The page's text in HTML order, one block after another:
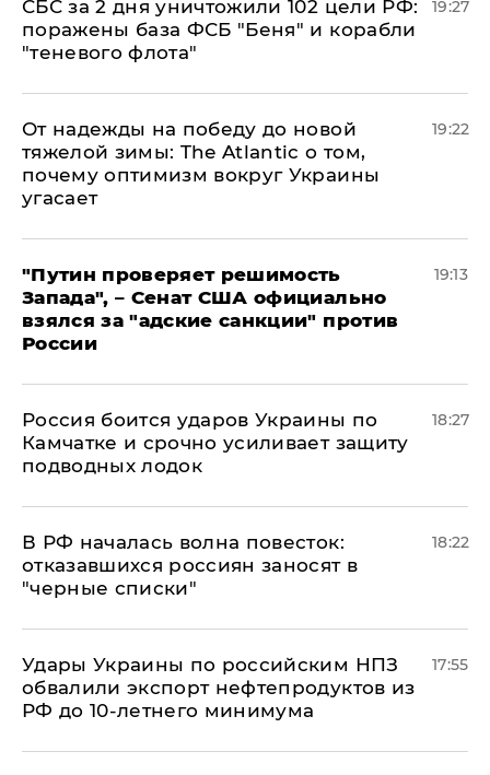
СБС за 2 дня уничтожили 102 цели РФ:
поражены база ФСБ "Беня" и корабли
"теневого флота"
19:27
От надежды на победу до новой
тяжелой зимы: The Atlantic о том,
почему оптимизм вокруг Украины
угасает
19:22
"Путин проверяет решимость
Запада", – Сенат США официально
взялся за "адские санкции" против
России
19:13
Россия боится ударов Украины по
Камчатке и срочно усиливает защиту
подводных лодок
18:27
​В РФ началась волна повесток:
отказавшихся россиян заносят в
"черные списки"
18:22
Удары Украины по российским НПЗ
обвалили экспорт нефтепродуктов из
РФ до 10-летнего минимума
17:55